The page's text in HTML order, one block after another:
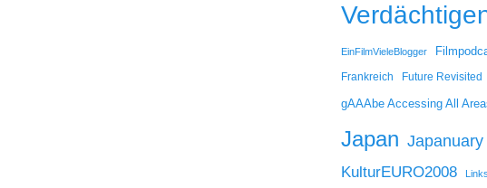
EinFilmVieleBlogger
Frankreich Future Revisited
gAAAbe Accessing All
Japan Japanuary
KulturEURO2008 Links